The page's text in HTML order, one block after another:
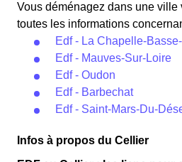
Vous déménagez dans une ville
toutes les informations
Edf - La Chapelle-
Edf - Mauves-Sur-Loire
Edf - Oudon
Edf - Barbechat
Edf - Saint-Mars-Du-
Infos à propos du Cellier